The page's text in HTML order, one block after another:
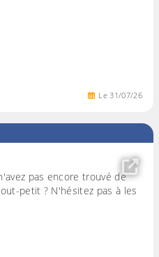
Le31/07/26
pas encore trouvé de
petit ? N'hésitez pas à les